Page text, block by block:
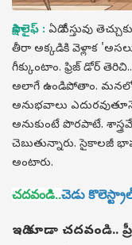
సాక్షి లైఫ్ : ఏదో వస్తువు
తీరా అక్కడికి వెళ్లాక
గీక్కుంటాం. ఫ్రిజ్ డోర్
అలాగే ఉండిపోతాం.
అనుభవాలు
అనుకుంటే పొరపాటే.
చెబుతున్నారు. సైకాలజీ
అంటారు.
చదవండి..చెడు
ఇది కూడా చదవండి..